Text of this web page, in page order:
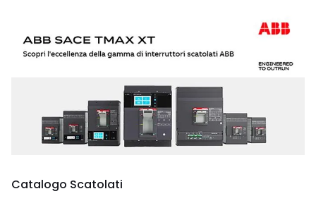
Catalogo Scatolati